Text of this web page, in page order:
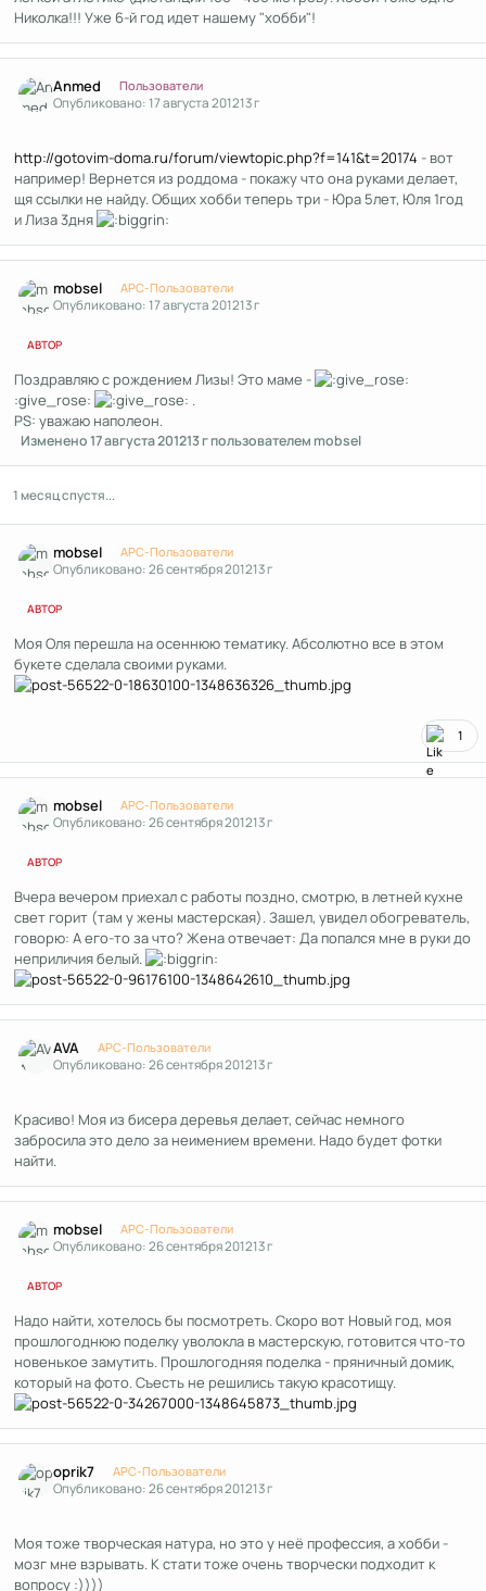
Николка!!! Уже 6-й год идет нашему "хобби"!
Anmed Пользователи
Опубликовано:17 августа 201213 г
http://gotovim-doma.ru/forum/viewtopic.php?f=141&t=20174 - вот
например! Вернется из роддома - покажу что она руками делает,
щя ссылки не найду. Общих хобби теперь три - Юра 5лет, Юля 1год
и Лиза 3дня
mobsel APC-Пользователи
Опубликовано:17 августа 201213 г
АВТОР
Поздравляю с рождением Лизы! Это маме -
:give_rose:
.
PS: уважаю наполеон.
Изменено17 августа 201213 гпользователем mobsel
1 месяц спустя...
mobsel APC-Пользователи
Опубликовано:26 сентября 201213 г
АВТОР
Моя Оля перешла на осеннюю тематику. Абсолютно все в этом
букете сделала своими руками.
1
mobsel APC-Пользователи
Опубликовано:26 сентября 201213 г
АВТОР
Вчера вечером приехал с работы поздно, смотрю, в летней кухне
свет горит (там у жены мастерская). Зашел, увидел обогреватель,
говорю: А его-то за что? Жена отвечает: Да попался мне в руки до
неприличия белый.
AVA APC-Пользователи
Опубликовано:26 сентября 201213 г
Красиво! Моя из бисера деревья делает, сейчас немного
забросила это дело за неимением времени. Надо будет фотки
найти.
mobsel APC-Пользователи
Опубликовано:26 сентября 201213 г
АВТОР
Надо найти, хотелось бы посмотреть. Скоро вот Новый год, моя
прошлогоднюю поделку уволокла в мастерскую, готовится что-то
новенькое замутить. Прошлогодняя поделка - пряничный домик,
который на фото. Съесть не решились такую красотищу.
oprik7 APC-Пользователи
Опубликовано:26 сентября 201213 г
Моя тоже творческая натура, но это у неё профессия, а хобби -
мозг мне взрывать. К стати тоже очень творчески подходит к
вопросу :))))